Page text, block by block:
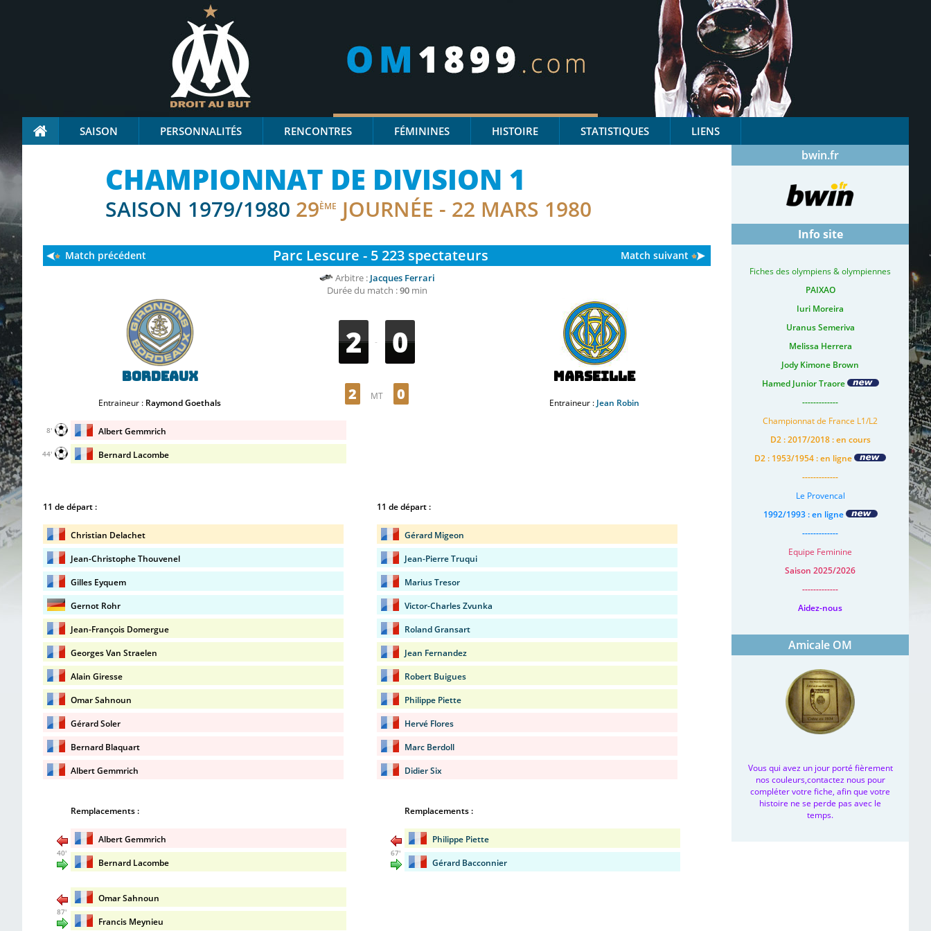
SAISON PERSONNALITÉS RENCONTRES FÉMININES HISTOIRE STATISTIQUES LIENS
CHAMPIONNAT DE DIVISION 1
SAISON 1979/1980 29ÈME JOURNÉE - 22 MARS 1980
Parc Lescure - 5 223 spectateurs
Match précédent Match suivant
Arbitre : Jacques Ferrari
Durée du match :90min
Bordeaux
Entraineur : Raymond Goethals
2 - 0
2 MT 0
Marseille
Entraineur : Jean Robin
Albert Gemmrich
8'
Bernard Lacombe
44'
11 de départ :
Christian Delachet
Jean-Christophe Thouvenel
Gilles Eyquem
Gernot Rohr
Jean-François Domergue
Georges Van Straelen
Alain Giresse
Omar Sahnoun
Gérard Soler
Bernard Blaquart
Albert Gemmrich
11 de départ :
Gérard Migeon
Jean-Pierre Truqui
Marius Tresor
Victor-Charles Zvunka
Roland Gransart
Jean Fernandez
Robert Buigues
Philippe Piette
Hervé Flores
Marc Berdoll
Didier Six
Remplacements :
Albert Gemmrich
40'
Bernard Lacombe
Omar Sahnoun
87'
Francis Meynieu
Remplacements :
Philippe Piette
67'
Gérard Bacconnier
bwin.fr
Info site
Fiches des olympiens & olympiennes
PAIXAO
Iuri Moreira
Uranus Semeriva
Melissa Herrera
Jody Kimone Brown
Hamed Junior Traore
-------------
Championnat de France L1/L2
D2 : 2017/2018 : en cours
D2 : 1953/1954 : en ligne
-------------
Le Provencal
1992/1993 : en ligne
-------------
Equipe Feminine
Saison 2025/2026
-------------
Aidez-nous
Amicale OM
Vous qui avez un jour porté fièrement
nos couleurs,contactez nous pour
compléter votre fiche, afin que votre
histoire ne se perde pas avec le
temps.